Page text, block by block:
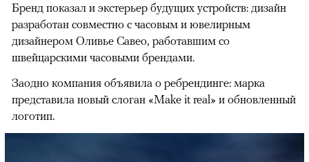
Бренд показал и экстерьер будущих устройств: дизайн
разработан совместно с часовым и ювелирным
дизайнером Оливье Савео, работавшим со
швейцарскими часовыми брендами.
Заодно компания объявила о ребрендинге: марка
представила новый слоган «Make it real» и обновленный
логотип.